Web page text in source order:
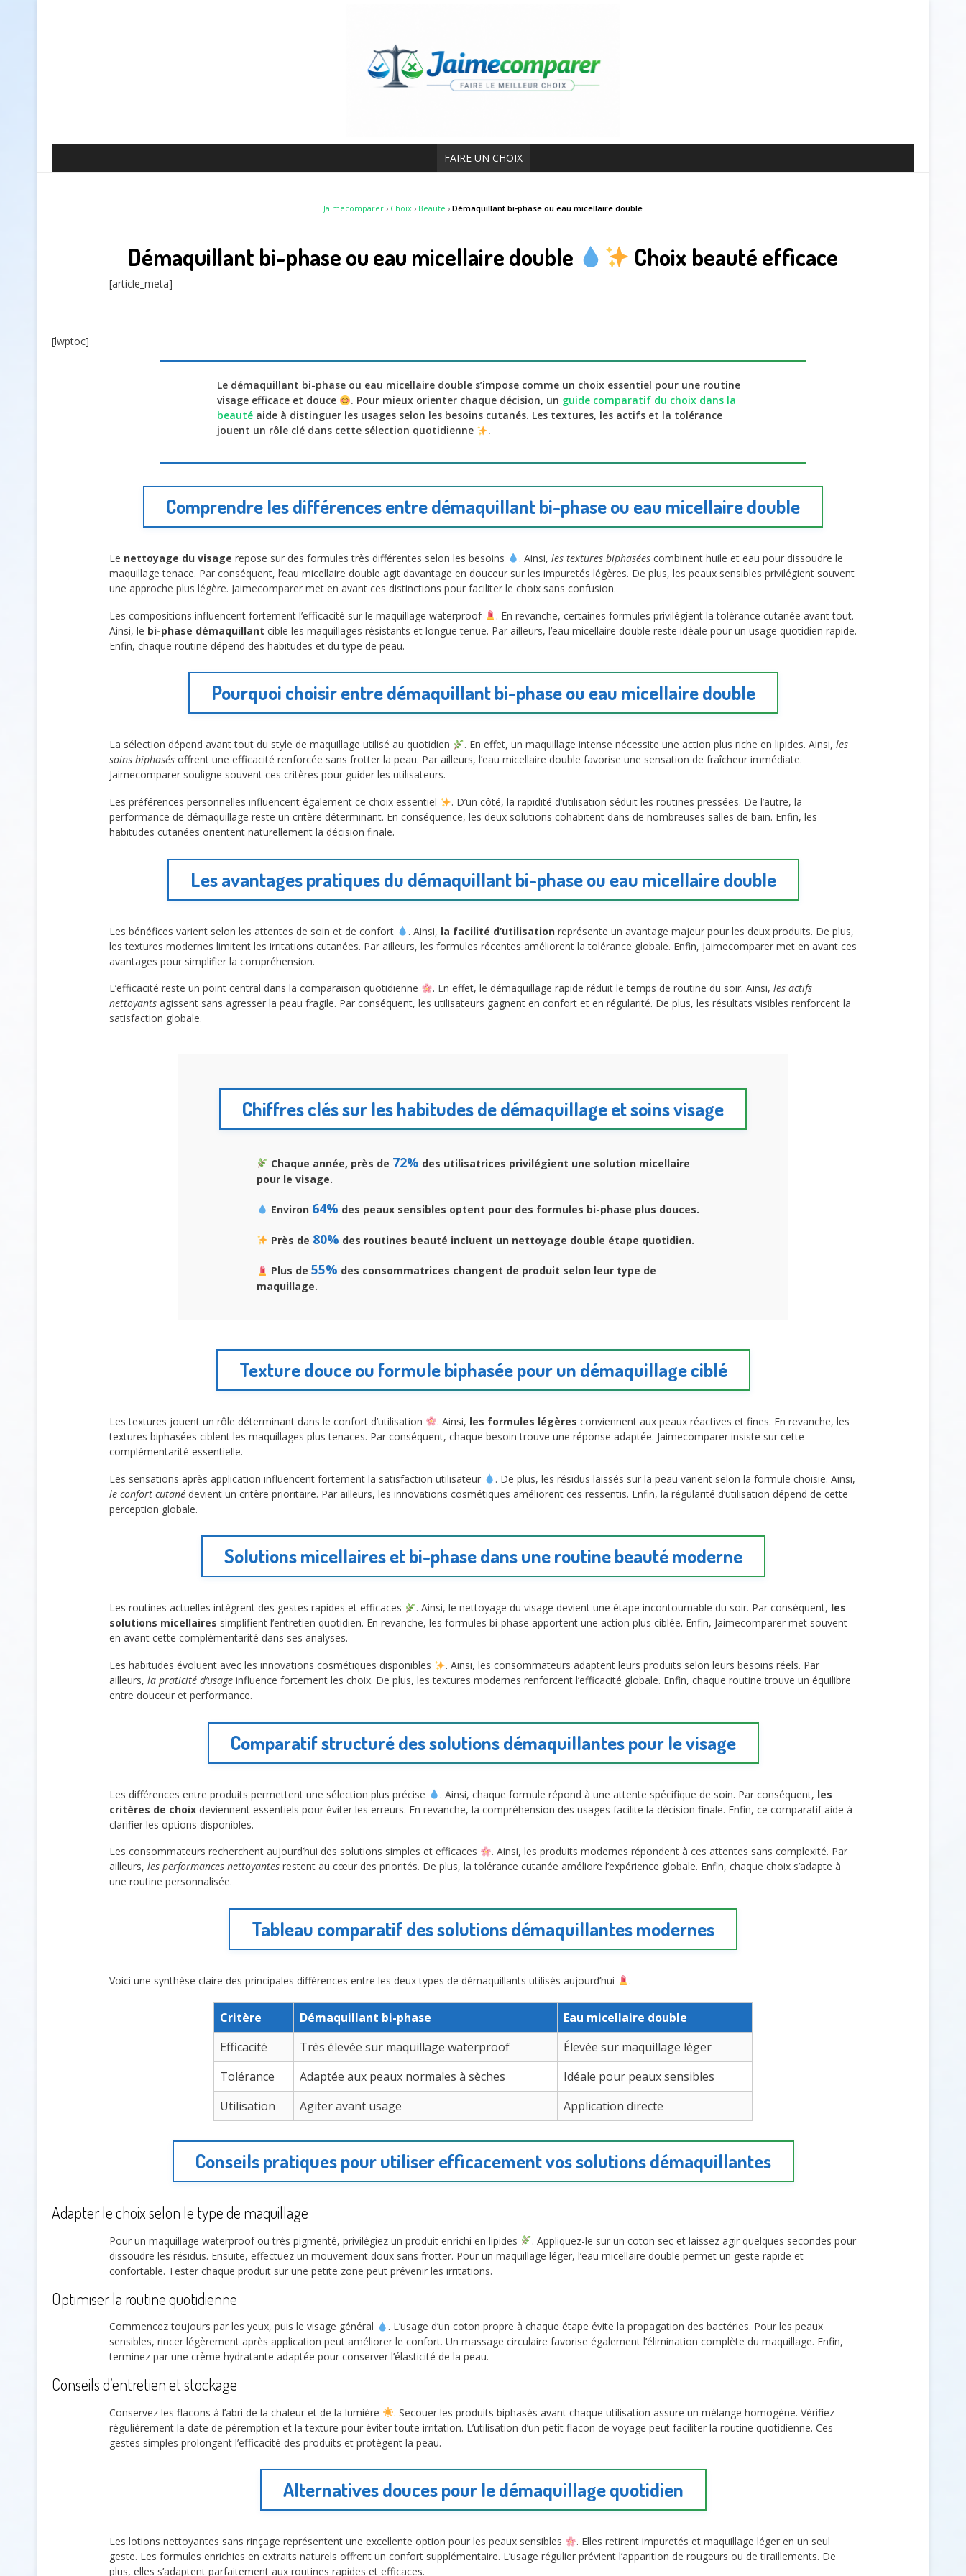
FAIRE UN CHOIX
Jaimecomparer › Choix › Beauté › Démaquillant bi-phase ou eau micellaire double
Démaquillant bi-phase ou eau micellaire double Choix beauté efficace
[article_meta]
[lwptoc]
Le démaquillant bi-phase ou eau micellaire double s’impose comme un choix essentiel pour une routine
visage efficace et douce
. Pour mieux orienter chaque décision, un guide comparatif du choix dans la
beauté aide à distinguer les usages selon les besoins cutanés. Les textures, les actifs et la tolérance
jouent un rôle clé dans cette sélection quotidienne
.
Comprendre les différences entre démaquillant bi-phase ou eau micellaire double
Le nettoyage du visage repose sur des formules très différentes selon les besoins . Ainsi, les textures biphaséescombinent huile et eau pour dissoudre le
maquillage tenace. Par conséquent, l’eau micellaire double agit davantage en douceur sur les impuretés légères. De plus, les peaux sensibles privilégient souvent
une approche plus légère. Jaimecomparer met en avant ces distinctions pour faciliter le choix sans confusion.
Les compositions influencent fortement l’efficacité sur le maquillage waterproof
. En revanche, certaines formules privilégient la tolérance cutanée avant tout.
Ainsi, le bi-phase démaquillant cible les maquillages résistants et longue tenue. Par ailleurs, l’eau micellaire double reste idéale pour un usage quotidien rapide.
Enfin, chaque routine dépend des habitudes et du type de peau.
Pourquoi choisir entre démaquillant bi-phase ou eau micellaire double
La sélection dépend avant tout du style de maquillage utilisé au quotidien . En effet, un maquillage intense nécessite une action plus riche en lipides. Ainsi, les
soins biphasés offrent une efficacité renforcée sans frotter la peau. Par ailleurs, l’eau micellaire double favorise une sensation de fraîcheur immédiate.
Jaimecomparer souligne souvent ces critères pour guider les utilisateurs.
Les préférences personnelles influencent également ce choix essentiel
. D’un côté, la rapidité d’utilisation séduit les routines pressées. De l’autre, la
performance de démaquillage reste un critère déterminant. En conséquence, les deux solutions cohabitent dans de nombreuses salles de bain. Enfin, les
habitudes cutanées orientent naturellement la décision finale.
Les avantages pratiques du démaquillant bi-phase ou eau micellaire double
Les bénéfices varient selon les attentes de soin et de confort . Ainsi, la facilité d’utilisationreprésente un avantage majeur pour les deux produits. De plus,
les textures modernes limitent les irritations cutanées. Par ailleurs, les formules récentes améliorent la tolérance globale. Enfin, Jaimecomparer met en avant ces
avantages pour simplifier la compréhension.
L’efficacité reste un point central dans la comparaison quotidienne
. En effet, le démaquillage rapide réduit le temps de routine du soir. Ainsi, les actifs
nettoyants agissent sans agresser la peau fragile. Par conséquent, les utilisateurs gagnent en confort et en régularité. De plus, les résultats visibles renforcent la
satisfaction globale.
Chiffres clés sur les habitudes de démaquillage et soins visage
Chaque année, près de 72% des utilisatrices privilégient une solution micellaire
pour le visage.
Environ 64% des peaux sensibles optent pour des formules bi-phase plus douces.
Près de 80% des routines beauté incluent un nettoyage double étape quotidien.
Plus de 55% des consommatrices changent de produit selon leur type de
maquillage.
Texture douce ou formule biphasée pour un démaquillage ciblé
Les textures jouent un rôle déterminant dans le confort d’utilisation . Ainsi, les formules légères conviennent aux peaux réactives et fines. En revanche, les
textures biphasées ciblent les maquillages plus tenaces. Par conséquent, chaque besoin trouve une réponse adaptée. Jaimecomparer insiste sur cette
complémentarité essentielle.
Les sensations après application influencent fortement la satisfaction utilisateur
. De plus, les résidus laissés sur la peau varient selon la formule choisie. Ainsi,
le confort cutané devient un critère prioritaire. Par ailleurs, les innovations cosmétiques améliorent ces ressentis. Enfin, la régularité d’utilisation dépend de cette
perception globale.
Solutions micellaires et bi-phase dans une routine beauté moderne
Les routines actuelles intègrent des gestes rapides et efficaces . Ainsi, le nettoyage du visage devient une étape incontournable du soir. Par conséquent, les
solutions micellaires simplifient l’entretien quotidien. En revanche, les formules bi-phase apportent une action plus ciblée. Enfin, Jaimecomparer met souvent
en avant cette complémentarité dans ses analyses.
Les habitudes évoluent avec les innovations cosmétiques disponibles
. Ainsi, les consommateurs adaptent leurs produits selon leurs besoins réels. Par
ailleurs, la praticité d’usage influence fortement les choix. De plus, les textures modernes renforcent l’efficacité globale. Enfin, chaque routine trouve un équilibre
entre douceur et performance.
Comparatif structuré des solutions démaquillantes pour le visage
Les différences entre produits permettent une sélection plus précise . Ainsi, chaque formule répond à une attente spécifique de soin. Par conséquent, les
critères de choix deviennent essentiels pour éviter les erreurs. En revanche, la compréhension des usages facilite la décision finale. Enfin, ce comparatif aide à
clarifier les options disponibles.
Les consommateurs recherchent aujourd’hui des solutions simples et efficaces
. Ainsi, les produits modernes répondent à ces attentes sans complexité. Par
ailleurs, les performances nettoyantes restent au cœur des priorités. De plus, la tolérance cutanée améliore l’expérience globale. Enfin, chaque choix s’adapte à
une routine personnalisée.
Tableau comparatif des solutions démaquillantes modernes
Voici une synthèse claire des principales différences entre les deux types de démaquillants utilisés aujourd’hui .
Critère Démaquillant bi-phase
Eau micellaire double
Efficacité
Très élevée sur maquillage waterproof
Élevée sur maquillage léger
Tolérance
Adaptée aux peaux normales à sèches
Idéale pour peaux sensibles
Utilisation
Agiter avant usage Application directe
Conseils pratiques pour utiliser efficacement vos solutions démaquillantes
Adapter le choix selon le type de maquillage
Pour un maquillage waterproof ou très pigmenté, privilégiez un produit enrichi en lipides
. Appliquez-le sur un coton sec et laissez agir quelques secondes pour
dissoudre les résidus. Ensuite, effectuez un mouvement doux sans frotter. Pour un maquillage léger, l’eau micellaire double permet un geste rapide et
confortable. Tester chaque produit sur une petite zone peut prévenir les irritations.
Optimiser la routine quotidienne
Commencez toujours par les yeux, puis le visage général
. L’usage d’un coton propre à chaque étape évite la propagation des bactéries. Pour les peaux
sensibles, rincer légèrement après application peut améliorer le confort. Un massage circulaire favorise également l’élimination complète du maquillage. Enfin,
terminez par une crème hydratante adaptée pour conserver l’élasticité de la peau.
Conseils d’entretien et stockage
Conservez les flacons à l’abri de la chaleur et de la lumière
. Secouer les produits biphasés avant chaque utilisation assure un mélange homogène. Vérifiez
régulièrement la date de péremption et la texture pour éviter toute irritation. L’utilisation d’un petit flacon de voyage peut faciliter la routine quotidienne. Ces
gestes simples prolongent l’efficacité des produits et protègent la peau.
Alternatives douces pour le démaquillage quotidien
Les lotions nettoyantes sans rinçage représentent une excellente option pour les peaux sensibles
. Elles retirent impuretés et maquillage léger en un seul
geste. Les formules enrichies en extraits naturels offrent un confort supplémentaire. L’usage régulier prévient l’apparition de rougeurs ou de tiraillements. De
plus, elles s’adaptent parfaitement aux routines rapides et efficaces.